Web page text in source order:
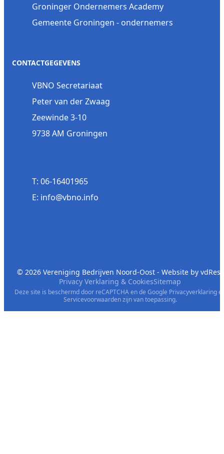
Groninger Ondernemers Academy
Gemeente Groningen - ondernemers
CONTACTGEGEVENS
VBNO Secretariaat
Peter van der Zwaag
Zeewinde 3-10
9738 AM Groningen
T: 06-16401965
E: info@vbno.info
© 2026 Vereniging Bedrijven Noord-Oost - Website by vdRest
Privacy Verklaring & CookiesSitemap
Deze site is beschermd door reCAPTCHA en de Google Privacyverklaring
Servicevoorwaardenzijn van toepassing.